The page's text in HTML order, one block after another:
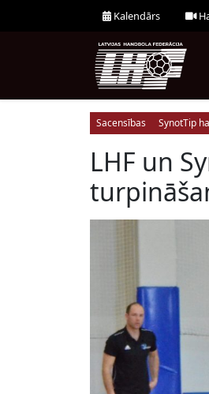
Kalendārs
Sacensības SynotTip
LHF un